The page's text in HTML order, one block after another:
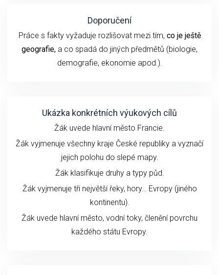
Doporučení
Práce s fakty vyžaduje rozlišovat mezi tím, co je ještě
geografie, a co spadá do jiných předmětů (biologie,
demografie, ekonomie apod.).
Ukázka konkrétních výukových cílů
Žák uvede hlavní město Francie.
Žák vyjmenuje všechny kraje České republiky a vyznačí
jejich polohu do slepé mapy.
Žák klasifikuje druhy a typy půd.
Žák vyjmenuje tři největší řeky, hory… Evropy (jiného
kontinentu).
Žák uvede hlavní město, vodní toky, členění povrchu
každého státu Evropy.